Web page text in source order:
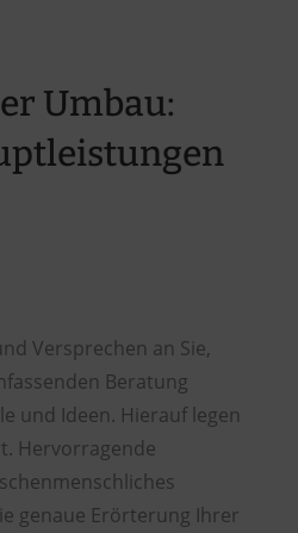
Umbau:
Versprechen an Sie,
Beratung
und Ideen. Hierauf legen
Hervorragende
genaue Erörterung Ihrer